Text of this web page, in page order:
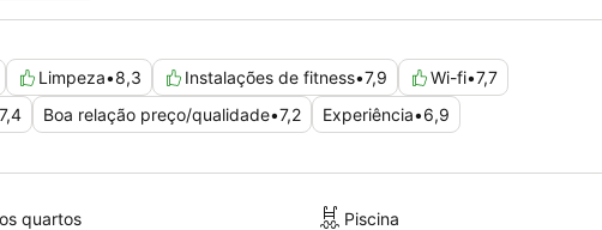
Limpeza•8,3 Instalações de fitness•7,9 Wi-fi•7,7
7,4 Boa relação preço/qualidade•7,2 Experiência•6,9
quartos Piscina